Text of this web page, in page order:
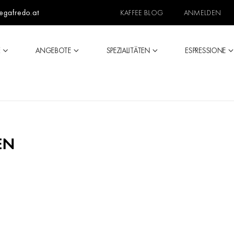
KAFFEE BLOG ANMELDEN
ANGEBOTE SPEZIALITÄTEN ESPRESSIONE